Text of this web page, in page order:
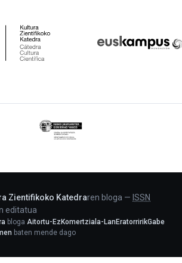
Eusko
Jaurlaritza
Zientifikoko Katedraren bloga — ISSN
editatua
bloga Aitortu-EzKomertziala-LanEratorririkGabe
baten mende dago